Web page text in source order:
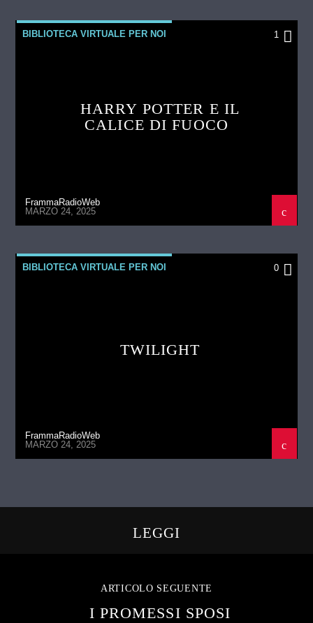
BIBLIOTECA VIRTUALE PER NOI 1
HARRY POTTER E IL
CALICE DI FUOCO
FrammaRadioWeb
MARZO 24, 2025
BIBLIOTECA VIRTUALE PER NOI 0
TWILIGHT
FrammaRadioWeb
MARZO 24, 2025
LEGGI
ARTICOLO SEGUENTE
I PROMESSI SPOSI